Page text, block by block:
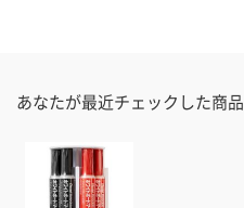
あなたが最近チェックした商品